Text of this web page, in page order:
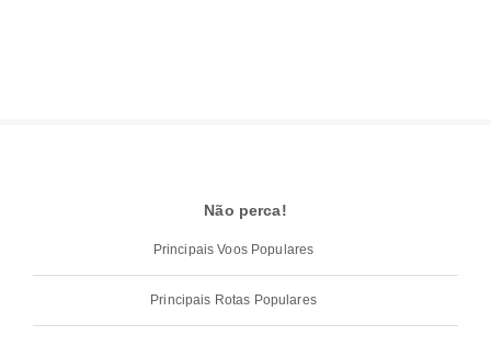
Não perca!
Principais Voos Populares
Principais Rotas Populares